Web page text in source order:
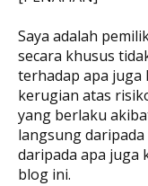
Saya adalah
secara khusus
terhadap apa juga
kerugian atas
yang berlaku
langsung
daripada apa juga
blog ini.